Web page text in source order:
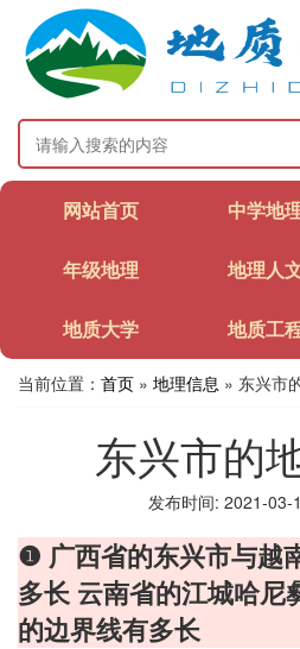
网站首页 中学地
年级地理 地理人
地质大学 地质工
当前位置： 首页 » 地理信息 » 东兴市
东兴市的
发布时间: 2021-03-
❶ 广西省的东兴市与越
多长 云南省的江城哈尼
的边界线有多长